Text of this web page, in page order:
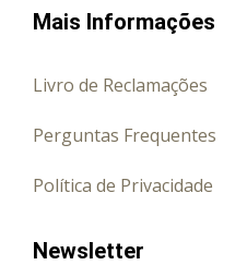
Mais Informações
Livro de Reclamações
Perguntas Frequentes
Política de Privacidade
Newsletter